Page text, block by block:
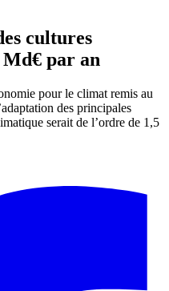
cultures
par an
pour le climat remis au
des principales
serait de l’ordre de 1,5